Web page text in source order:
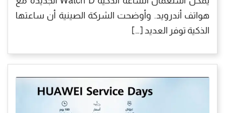
هواتف أندرويد. وأوضحت الشركة الصينية أن ساعتها
الذكية توفر العديد […]